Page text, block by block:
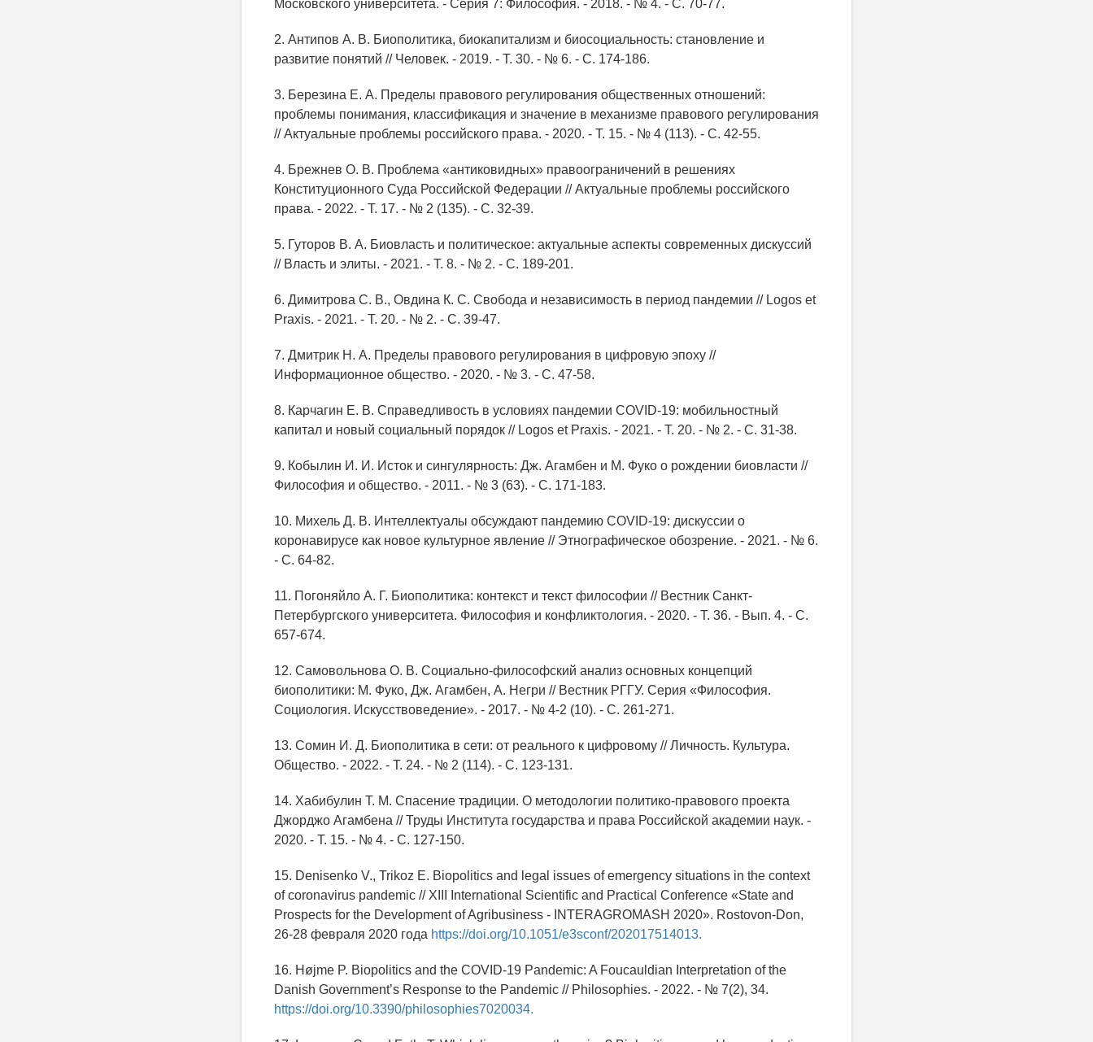
Московского университета. - Серия 7: Философия. - 2018. - № 4. - С. 70-77.
2. Антипов А. В. Биополитика, биокапитализм и биосоциальность: становление и
развитие понятий // Человек. - 2019. - Т. 30. - № 6. - С. 174-186.
3. Березина Е. А. Пределы правового регулирования общественных отношений:
проблемы понимания, классификация и значение в механизме правового регулирования
// Актуальные проблемы российского права. - 2020. - Т. 15. - № 4 (113). - С. 42-55.
4. Брежнев О. В. Проблема «антиковидных» правоограничений в решениях
Конституционного Суда Российской Федерации // Актуальные проблемы российского
права. - 2022. - Т. 17. - № 2 (135). - С. 32-39.
5. Гуторов В. А. Биовласть и политическое: актуальные аспекты современных дискуссий
// Власть и элиты. - 2021. - Т. 8. - № 2. - С. 189-201.
6. Димитрова С. В., Овдина К. С. Свобода и независимость в период пандемии // Logos et
Praxis. - 2021. - Т. 20. - № 2. - С. 39-47.
7. Дмитрик Н. А. Пределы правового регулирования в цифровую эпоху //
Информационное общество. - 2020. - № 3. - С. 47-58.
8. Карчагин Е. В. Справедливость в условиях пандемии COVID-19: мобильностный
капитал и новый социальный порядок // Logos et Praxis. - 2021. - Т. 20. - № 2. - С. 31-38.
9. Кобылин И. И. Исток и сингулярность: Дж. Агамбен и М. Фуко о рождении биовласти //
Философия и общество. - 2011. - № 3 (63). - С. 171-183.
10. Михель Д. В. Интеллектуалы обсуждают пандемию COVID-19: дискуссии о
коронавирусе как новое культурное явление // Этнографическое обозрение. - 2021. - № 6.
- С. 64-82.
11. Погоняйло А. Г. Биополитика: контекст и текст философии // Вестник Санкт-
Петербургского университета. Философия и конфликтология. - 2020. - Т. 36. - Вып. 4. - С.
657-674.
12. Самовольнова О. В. Социально-философский анализ основных концепций
биополитики: М. Фуко, Дж. Агамбен, А. Негри // Вестник РГГУ. Серия «Философия.
Социология. Искусствоведение». - 2017. - № 4-2 (10). - С. 261-271.
13. Сомин И. Д. Биополитика в сети: от реального к цифровому // Личность. Культура.
Общество. - 2022. - Т. 24. - № 2 (114). - С. 123-131.
14. Хабибулин Т. М. Спасение традиции. О методологии политико-правового проекта
Джорджо Агамбена // Труды Института государства и права Российской академии наук. -
2020. - Т. 15. - № 4. - С. 127-150.
15. Denisenko V., Trikoz E. Biopolitics and legal issues of emergency situations in the context
of coronavirus pandemic // XIII International Scientific and Practical Conference «State and
Prospects for the Development of Agribusiness - INTERAGROMASH 2020». Rostovon-Don,
26-28 февраля 2020 года https://doi.org/10.1051/e3sconf/202017514013.
16. Højme P. Biopolitics and the COVID-19 Pandemic: A Foucauldian Interpretation of the
Danish Government’s Response to the Pandemic // Philosophies. - 2022. - № 7(2), 34.
https://doi.org/10.3390/philosophies7020034.